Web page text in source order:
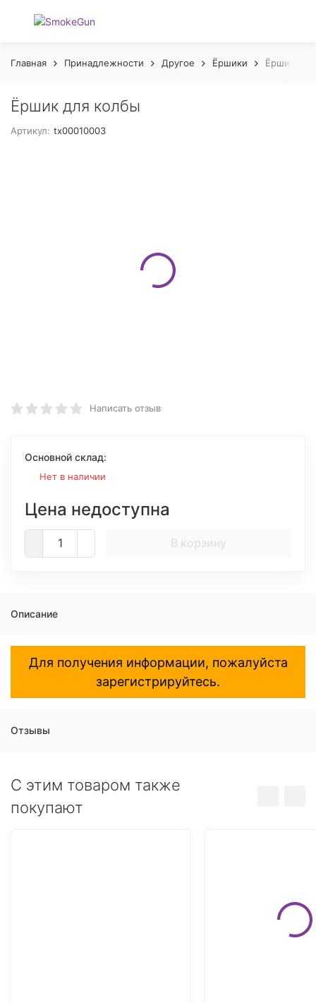
Главная Принадлежности Другое Ёршики Ёршик
Ёршик для колбы
Артикул: tx00010003
Написать отзыв
Основной склад:
Нет в наличии
Цена недоступна
В корзину
Описание
Для получения информации, пожалуйста
зарегистрируйтесь.
Отзывы
C этим товаром также
покупают